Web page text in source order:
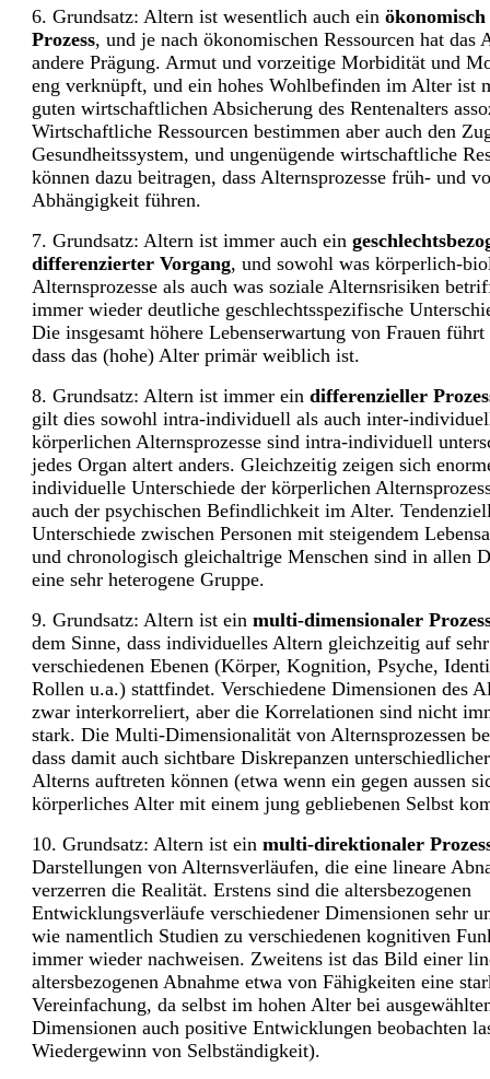
6. Grundsatz: Altern ist wesentlich auch ein
Prozess, und je nach ökonomischen Ressourcen hat das
andere Prägung. Armut und vorzeitige Morbidität und
eng verknüpft, und ein hohes Wohlbefinden im Alter ist
guten wirtschaftlichen Absicherung des Rentenalters
Wirtschaftliche Ressourcen bestimmen aber auch den
Gesundheitssystem, und ungenügende wirtschaftliche
können dazu beitragen, dass Alternsprozesse früh- und
Abhängigkeit führen.
7. Grundsatz: Altern ist immer auch ein
differenzierter Vorgang, und sowohl was körperlich-
Alternsprozesse als auch was soziale Alternsrisiken
immer wieder deutliche geschlechtsspezifische
Die insgesamt höhere Lebenserwartung von Frauen führt
dass das (hohe) Alter primär weiblich ist.
8. Grundsatz: Altern ist immer ein differenzieller
gilt dies sowohl intra-individuell als auch inter-
körperlichen Alternsprozesse sind intra-individuell
jedes Organ altert anders. Gleichzeitig zeigen sich
individuelle Unterschiede der körperlichen
auch der psychischen Befindlichkeit im Alter.
Unterschiede zwischen Personen mit steigendem
und chronologisch gleichaltrige Menschen sind in allen
eine sehr heterogene Gruppe.
9. Grundsatz: Altern ist ein multi-dimensionaler
dem Sinne, dass individuelles Altern gleichzeitig auf sehr
verschiedenen Ebenen (Körper, Kognition, Psyche,
Rollen u.a.) stattfindet. Verschiedene Dimensionen des
zwar interkorreliert, aber die Korrelationen sind nicht
stark. Die Multi-Dimensionalität von Alternsprozessen
dass damit auch sichtbare Diskrepanzen
Alterns auftreten können (etwa wenn ein gegen aussen
körperliches Alter mit einem jung gebliebenen Selbst
10. Grundsatz: Altern ist ein multi-direktionaler
Darstellungen von Alternsverläufen, die eine lineare
verzerren die Realität. Erstens sind die altersbezogenen
Entwicklungsverläufe verschiedener Dimensionen sehr
wie namentlich Studien zu verschiedenen kognitiven
immer wieder nachweisen. Zweitens ist das Bild einer
altersbezogenen Abnahme etwa von Fähigkeiten eine
Vereinfachung, da selbst im hohen Alter bei
Dimensionen auch positive Entwicklungen beobachten
Wiedergewinn von Selbständigkeit).